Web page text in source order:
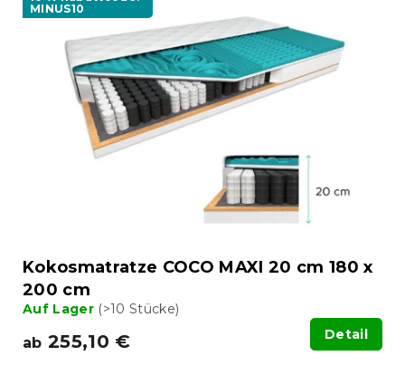
MINUS10
Kokosmatratze COCO MAXI 20 cm 180 x
200 cm
Auf Lager (>10 Stücke)
ab 255,10 € Detail